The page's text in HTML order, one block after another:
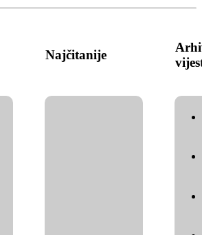
Najčitanije